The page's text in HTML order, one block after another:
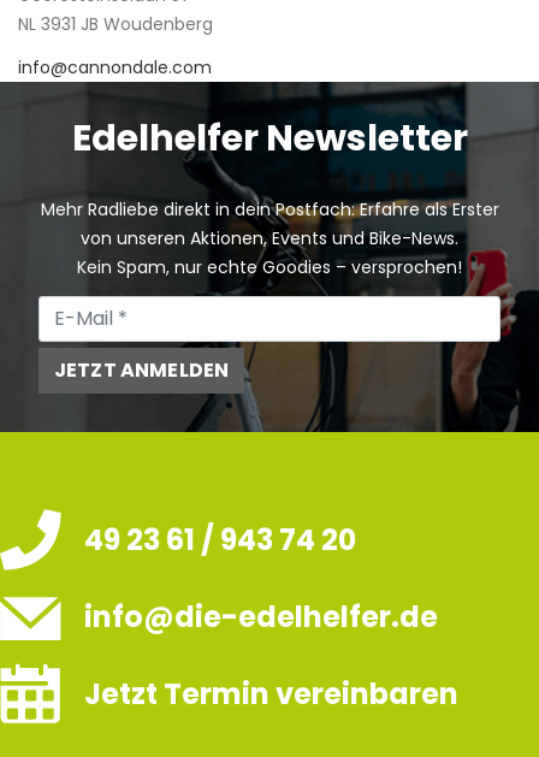
NL 3931 JB Woudenberg
info@cannondale.com
Edelhelfer Newsletter
Mehr Radliebe direkt in dein Postfach: Erfahre als Erster
von unseren Aktionen, Events und Bike-News.
Kein Spam, nur echte Goodies – versprochen!
JETZT ANMELDEN
49 23 61 / 943 74 20
info@die-edelhelfer.de
Jetzt Termin vereinbaren